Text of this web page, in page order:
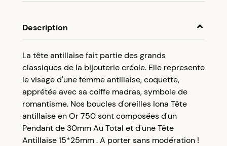
compte client et cumulez 5% de vos achats dans
votre cagnotte fidélité sans minimum d’achat.
Utilisez votre cagnotte de fidélité dès votre
prochaine commande à partir de 50€ d’achats.
Description
La tête antillaise fait partie des grands
classiques de la bijouterie créole. Elle represente
le visage d'une femme antillaise, coquette,
apprétée avec sa coiffe madras, symbole de
romantisme. Nos boucles d'oreilles Iona Tête
antillaise en Or 750 sont composées d'un
Pendant de 30mm Au Total et d'une Tête
Antillaise 15*25mm . A porter sans modération !